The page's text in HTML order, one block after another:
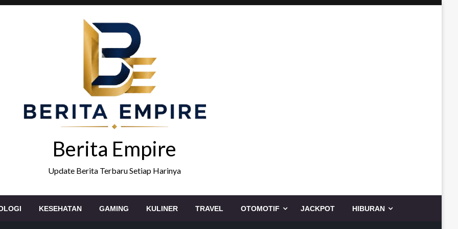
Berita Empire
Update Berita Terbaru Setiap Harinya
KESEHATAN GAMING KULINER TRAVEL OTOMOTIF JACKPOT HIBURAN